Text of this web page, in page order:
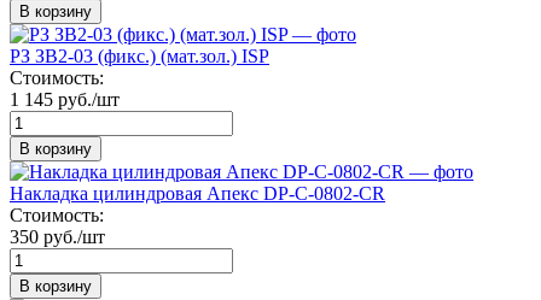
В корзину
РЗ ЗВ2-03 (фикс.) (мат.зол.) ISP
Стоимость:
1 145 руб./шт
В корзину
Накладка цилиндровая Апекс DP-C-0802-CR
Стоимость:
350 руб./шт
В корзину